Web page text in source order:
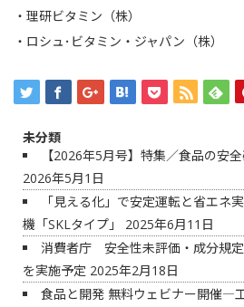
・ 理研ビタミン（株）
・ ロシュ･ビタミン・ジャパン（株）
未分類
【2026年5月号】特集／食品の安
2026年5月1日
「見える化」で安定運転と省エネ
機「SKLタイプ」
2025年6月11日
消費者庁 安全性未評価・成分規
を実施予定 2025年2月18日
食品と開発 無料ウェビナー開催―